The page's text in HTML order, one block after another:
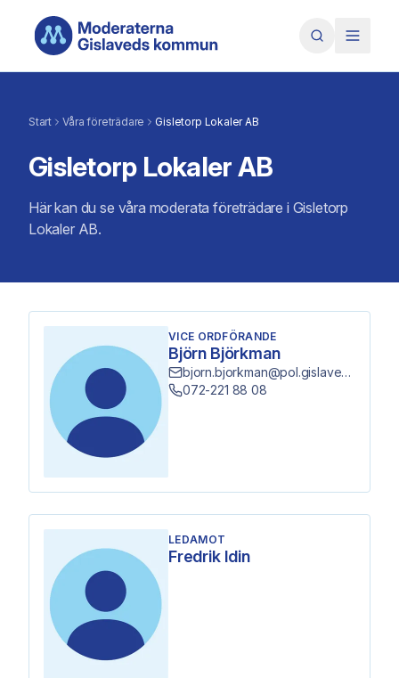
Start Våra företrädare Gisletorp Lokaler AB
Gisletorp Lokaler AB
Här kan du se våra moderata företrädare i Gisletorp
Lokaler AB.
VICE ORDFÖRANDE
Björn Björkman
bjorn.bjorkman@pol.gislaved.se
072-221 88 08
LEDAMOT
Fredrik Idin